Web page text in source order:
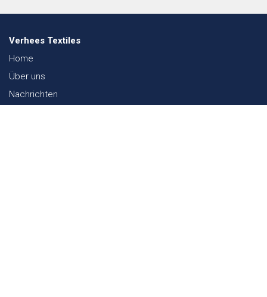
Verhees Textiles
Home
Über uns
Nachrichten